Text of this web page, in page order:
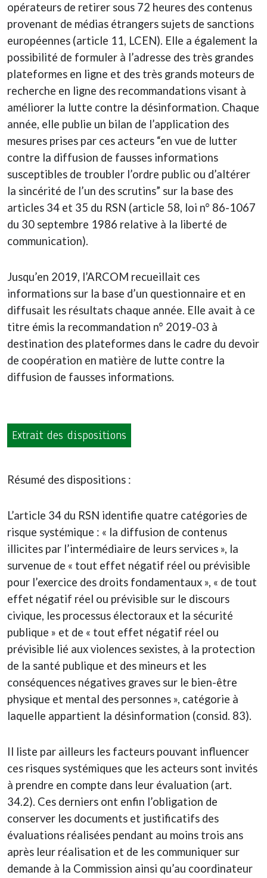
opérateurs de retirer sous 72 heures des contenus
provenant de médias étrangers sujets de sanctions
européennes (article 11, LCEN). Elle a également la
possibilité de formuler à l’adresse des très grandes
plateformes en ligne et des très grands moteurs de
recherche en ligne des recommandations visant à
améliorer la lutte contre la désinformation. Chaque
année, elle publie un bilan de l’application des
mesures prises par ces acteurs “en vue de lutter
contre la diffusion de fausses informations
susceptibles de troubler l’ordre public ou d’altérer
la sincérité de l’un des scrutins” sur la base des
articles 34 et 35 du RSN (article 58, loi n° 86-1067
du 30 septembre 1986 relative à la liberté de
communication).
Jusqu’en 2019, l’ARCOM recueillait ces
informations sur la base d’un questionnaire et en
diffusait les résultats chaque année. Elle avait à ce
titre émis la recommandation n° 2019-03 à
destination des plateformes dans le cadre du devoir
de coopération en matière de lutte contre la
diffusion de fausses informations.
Extrait des dispositions
Résumé des dispositions :
L’article 34 du RSN identifie quatre catégories de
risque systémique : « la diffusion de contenus
illicites par l’intermédiaire de leurs services », la
survenue de « tout effet négatif réel ou prévisible
pour l’exercice des droits fondamentaux », « de tout
effet négatif réel ou prévisible sur le discours
civique, les processus électoraux et la sécurité
publique » et de « tout effet négatif réel ou
prévisible lié aux violences sexistes, à la protection
de la santé publique et des mineurs et les
conséquences négatives graves sur le bien-être
physique et mental des personnes », catégorie à
laquelle appartient la désinformation (consid. 83).
Il liste par ailleurs les facteurs pouvant influencer
ces risques systémiques que les acteurs sont invités
à prendre en compte dans leur évaluation (art.
34.2). Ces derniers ont enfin l’obligation de
conserver les documents et justificatifs des
évaluations réalisées pendant au moins trois ans
après leur réalisation et de les communiquer sur
demande à la Commission ainsi qu’au coordinateur